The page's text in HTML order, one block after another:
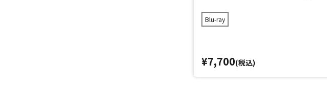
Blu-ray
¥7,700(税込)